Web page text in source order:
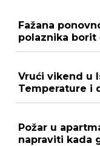
Fažana
polaznika borit
Vrući vikend u
Temperature i
Požar u
napraviti kada